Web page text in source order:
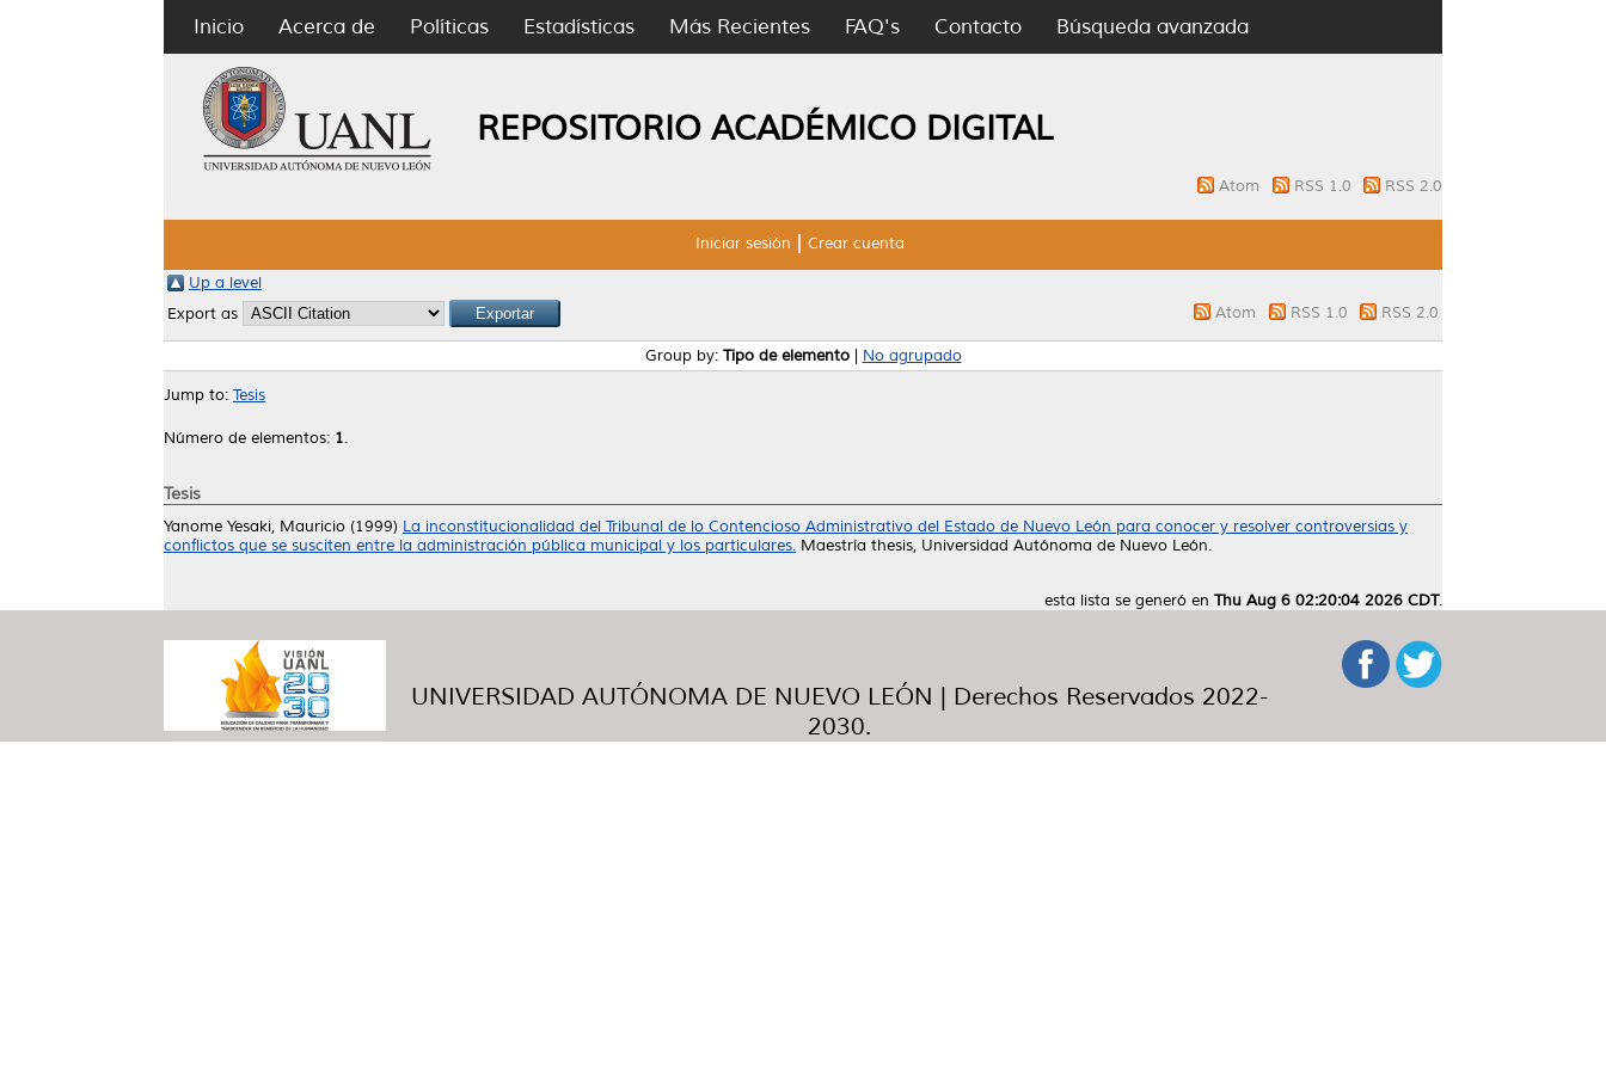
Inicio Acerca de Políticas Estadísticas Más Recientes FAQ's Contacto Búsqueda avanzada
REPOSITORIO ACADÉMICO DIGITAL
Atom RSS 1.0 RSS 2.0
Iniciar sesión Crear cuenta
Up a level
Export as
Atom RSS 1.0 RSS 2.0
Group by: Tipo de elemento| No agrupado
Jump to: Tesis
Número de elementos: 1.
Tesis
Yanome Yesaki, Mauricio (1999) La inconstitucionalidad del Tribunal de lo Contencioso Administrativo del Estado de Nuevo León para conocer y resolver controversias y
conflictos que se susciten entre la administración pública municipal y los particulares. Maestría thesis, Universidad Autónoma de Nuevo León.
esta lista se generó en Thu Aug 6 02:20:04 2026 CDT.
UNIVERSIDAD AUTÓNOMA DE NUEVO LEÓN | Derechos Reservados 2022-
2030.